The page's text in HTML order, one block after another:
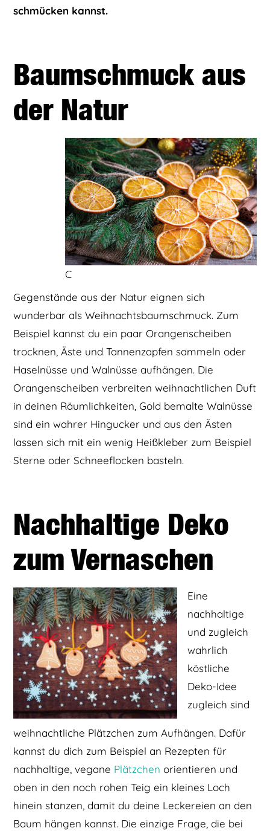
schmücken kannst.
Baumschmuck aus
der Natur
C
Gegenstände aus der Natur eignen sich
wunderbar als Weihnachtsbaumschmuck. Zum
Beispiel kannst du ein paar Orangenscheiben
trocknen, Äste und Tannenzapfen sammeln oder
Haselnüsse und Walnüsse aufhängen. Die
Orangenscheiben verbreiten weihnachtlichen Duft
in deinen Räumlichkeiten, Gold bemalte Walnüsse
sind ein wahrer Hingucker und aus den Ästen
lassen sich mit ein wenig Heißkleber zum Beispiel
Sterne oder Schneeflocken basteln.
Nachhaltige Deko
zum Vernaschen
Eine
nachhaltige
und zugleich
wahrlich
köstliche
Deko-Idee
zugleich sind
weihnachtliche Plätzchen zum Aufhängen. Dafür
kannst du dich zum Beispiel an Rezepten für
nachhaltige, vegane Plätzchen orientieren und
oben in den noch rohen Teig ein kleines Loch
hinein stanzen, damit du deine Leckereien an den
Baum hängen kannst. Die einzige Frage, die bei